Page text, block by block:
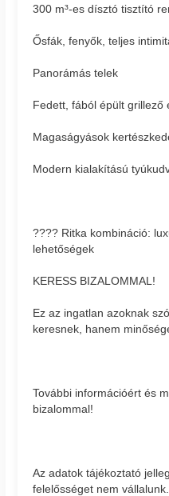
300 m³-es dísztó tisztító
Ősfák, fenyők, teljes
Panorámás telek
Fedett, fából épült grillező
Magaságyások
Modern kialakítású
???? Ritka kombináció:
lehetőségek
KERESS BIZALOMMAL!
Ez az ingatlan azoknak
keresnek, hanem
További információért és
bizalommal!
Az adatok tájékoztató
felelősséget nem vállalunk.